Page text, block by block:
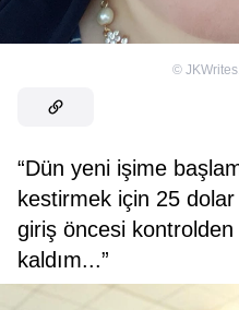
©
“Dün yeni işime
kestirmek için 25
giriş öncesi
kaldım...”